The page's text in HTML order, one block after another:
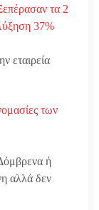
τα 2
37%
εταιρεία
των
ή
αλλά δεν